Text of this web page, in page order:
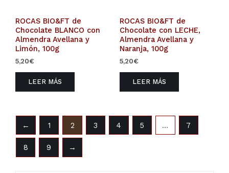
ROCAS BIO&FT de
Chocolate BLANCO con
Almendra Avellana y
Limón, 100g
5,20€
LEER MÁS
ROCAS BIO&FT de
Chocolate con LECHE,
Almendra Avellana y
Naranja, 100g
5,20€
LEER MÁS
← 1 2 3 4 5 … 7
8 9 →